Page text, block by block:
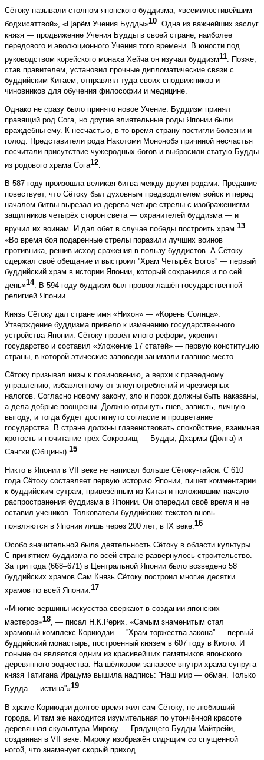
Сётоку называли столпом японского буддизма, «всемилостивейшим
бодхисаттвой», «Царём Учения Будды»10. Одна из важнейших заслуг
князя — продвижение Учения Будды в своей стране, наиболее
передового и эволюционного Учения того времени. В юности под
руководством корейского монаха Хейча он изучал буддизм11. Позже,
став правителем, установил прочные дипломатические связи с
буддийским Китаем, отправлял туда своих сподвижников и
чиновников для обучения философии и медицине.
Однако не сразу было принято новое Учение. Буддизм принял
правящий род Сога, но другие влиятельные роды Японии были
враждебны ему. К несчастью, в то время страну постигли болезни и
голод. Представители рода Накотоми Мононобэ причиной несчастья
посчитали присутствие чужеродных богов и выбросили статую Будды
из родового храма Сога12.
В 587 году произошла великая битва между двумя родами. Предание
повествует, что Сётоку был духовным предводителем войск и перед
началом битвы вырезал из дерева четыре стрелы с изображениями
защитников четырёх сторон света — охранителей буддизма — и
вручил их воинам. И дал обет в случае победы построить храм.13
«Во время боя подаренные стрелы поразили лучших воинов
противника, решив исход сражения в пользу буддистов. А Сётоку
сдержал своё обещание и выстроил ''Храм Четырёх Богов'' — первый
буддийский храм в истории Японии, который сохранился и по сей
день»14. В 594 году буддизм был провозглашён государственной
религией Японии.
Князь Сётоку дал стране имя «Нихон» — «Корень Солнца».
Утверждение буддизма привело к изменению государственного
устройства Японии. Сётоку провёл много реформ, укрепил
государство и составил «Уложение 17 статей» — первую конституцию
страны, в которой этические заповеди занимали главное место.
Сётоку призывал низы к повиновению, а верхи к праведному
управлению, избавленному от злоупотреблений и чрезмерных
налогов. Согласно новому закону, зло и порок должны быть наказаны,
а дела добрые поощрены. Должно отринуть гнев, зависть, личную
выгоду, и тогда будет достигнуто согласие и процветание
государства. В стране должны главенствовать спокойствие, взаимная
кротость и почитание трёх Сокровищ — Будды, Дхармы (Долга) и
Сангхи (Общины).15
Никто в Японии в VII веке не написал больше Сётоку-тайси. С 610
года Сётоку составляет первую историю Японии, пишет комментарии
к буддийским сутрам, привезённым из Китая и положившим начало
распространения буддизма в Японии. Он опередил своё время и не
оставил учеников. Толкователи буддийских текстов вновь
появляются в Японии лишь через 200 лет, в IX веке.16
Особо значительной была деятельность Сётоку в области культуры.
С принятием буддизма по всей стране развернулось строительство.
За три года (668–671) в Центральной Японии было возведено 58
буддийских храмов.Сам Князь Сётоку построил многие десятки
храмов по всей Японии. 17
«Многие вершины искусства сверкают в создании японских
мастеров»18, — писал Н.К.Рерих. «Самым знаменитым стал
храмовый комплекс Кориюдзи — ''Храм торжества закона'' — первый
буддийский монастырь, построенный князем в 607 году в Киото. И
поныне он является одним из красивейших памятников японского
деревянного зодчества. На шёлковом занавесе внутри храма супруга
князя Татигана Ирацумэ вышила надпись: ''Наш мир — обман. Только
Будда — истина''»19.
В храме Кориюдзи долгое время жил сам Сётоку, не любивший
города. И там же находится изумительная по утончённой красоте
деревянная скульптура Мироку — Грядущего Будды Майтрейи, —
созданная в VII веке. Мироку изображён сидящим со спущенной
ногой, что знаменует скорый приход.